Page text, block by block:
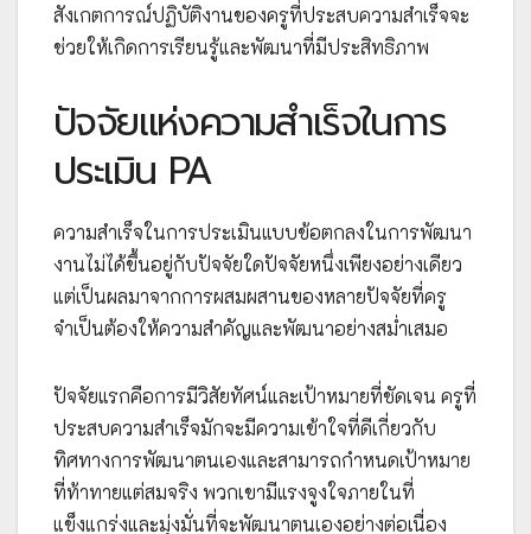
สังเกตการณ์ปฏิบัติงานของครูที่ประสบความสำเร็จจะ
ช่วยให้เกิดการเรียนรู้และพัฒนาที่มีประสิทธิภาพ
ปัจจัยแห่งความสำเร็จในการ
ประเมิน PA
ความสำเร็จในการประเมินแบบข้อตกลงในการพัฒนา
งานไม่ได้ขึ้นอยู่กับปัจจัยใดปัจจัยหนึ่งเพียงอย่างเดียว
แต่เป็นผลมาจากการผสมผสานของหลายปัจจัยที่ครู
จำเป็นต้องให้ความสำคัญและพัฒนาอย่างสม่ำเสมอ
ปัจจัยแรกคือการมีวิสัยทัศน์และเป้าหมายที่ชัดเจน ครูที่
ประสบความสำเร็จมักจะมีความเข้าใจที่ดีเกี่ยวกับ
ทิศทางการพัฒนาตนเองและสามารถกำหนดเป้าหมาย
ที่ท้าทายแต่สมจริง พวกเขามีแรงจูงใจภายในที่
แข็งแกร่งและมุ่งมั่นที่จะพัฒนาตนเองอย่างต่อเนื่อง